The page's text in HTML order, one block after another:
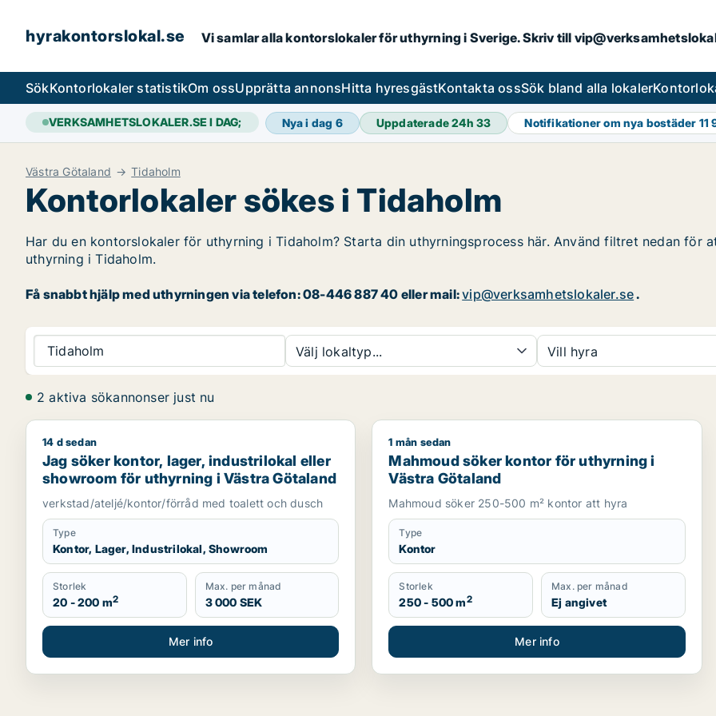
hyrakontorslokal.se Vi samlar alla kontorslokaler för uthyrning i Sverige. Skriv till
SökKontorlokaler statistikOm ossUpprätta annonsHitta hyresgästKontakta ossSök bland alla lokaler
VERKSAMHETSLOKALER.SE I DAG; Nya i dag 6 Uppdaterade 24h33 Notifikationer om nya bostäder 11
Västra Götaland Tidaholm
Kontorlokaler sökes i Tidaholm
Har du en kontorslokaler för uthyrning i Tidaholm? Starta din uthyrningsprocess här. Använd filtret nedan
uthyrning i Tidaholm.
Få snabbt hjälp med uthyrningen via telefon: 08-446 887 40 eller mail:vip@verksamhetslokaler.se.
Tidaholm Välj lokaltyp... Vill hyra
2 aktiva sökannonser just nu
Jag söker kontor, lager, industrilokal eller showroom för uthyrning i Västra Götaland
14 d sedan
Jag söker kontor, lager, industrilokal eller
showroom för uthyrning i Västra Götaland
verkstad/ateljé/kontor/förråd med toalett och dusch
Type
Kontor, Lager, Industrilokal, Showroom
Storlek
20 - 200 m2
Max. per månad
3 000 SEK
Mer info
Mahmoud söker kontor för uthyrning i Västra
1 mån sedan
Mahmoud söker kontor för uthyrning i
Västra Götaland
Mahmoud söker 250-500 m² kontor att hyra
Type
Kontor
Storlek
250 - 500 m2
Max. per månad
Ej angivet
Mer info